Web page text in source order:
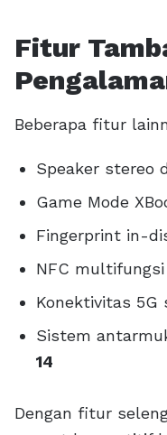
Fitur
Beberapa fitur
Speaker stereo
Game Mode
Fingerprint in-
NFC multifungsi
Konektivitas 5G
Sistem
14
Dengan fitur